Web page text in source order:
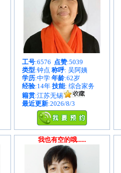
工号:6576 点赞:5039
类型:钟点 称呼: 吴阿姨
学历:中学 年龄:62岁
经验:14年 技能: 综合家务
籍贯:江苏无锡
最近更新:2026/8/3
我也有空的哦......